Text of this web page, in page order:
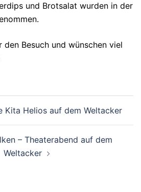
und Brotsalat wurden in der
den Besuch und wünschen viel
Kita Helios auf dem Weltacker
– Theaterabend auf dem
Weltacker